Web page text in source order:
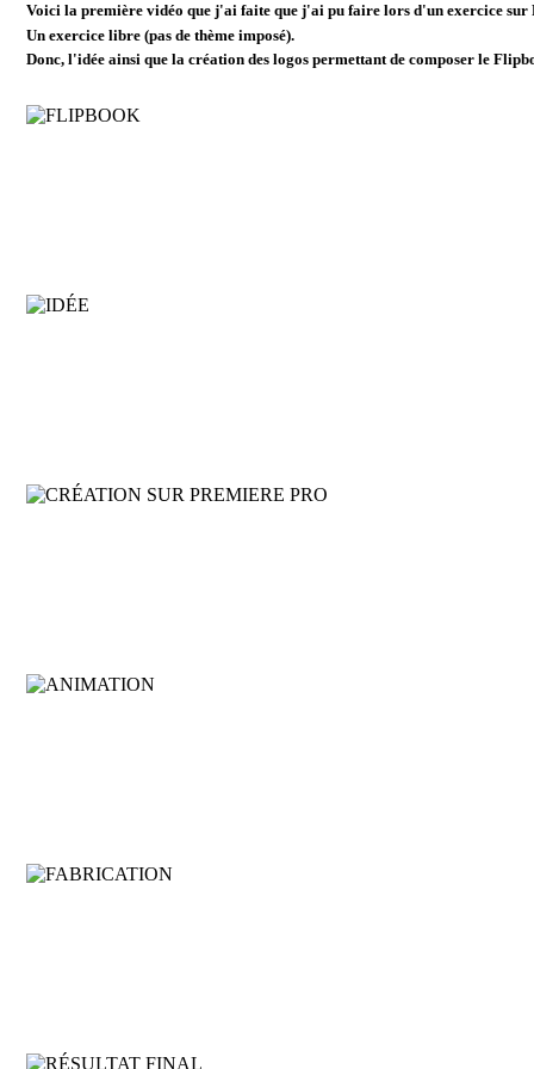
Voici la première vidéo que j'ai faite que j'ai pu faire lors d'un exercice sur
Un exercice libre (pas de thème imposé).
Donc, l'idée ainsi que la création des logos permettant de composer le